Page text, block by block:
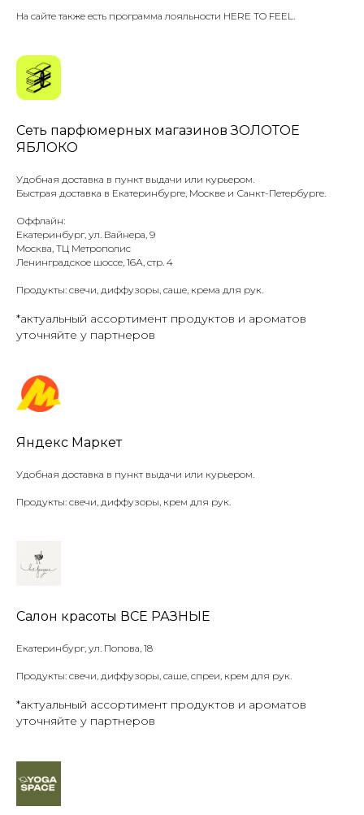
На сайте также есть программа лояльности HERE TO FEEL.
Сеть парфюмерных магазинов ЗОЛОТОЕ
ЯБЛОКО
Удобная доставка в пункт выдачи или курьером.
Быстрая доставка в Екатеринбурге, Москве и Санкт-Петербурге.
Оффлайн:
Екатеринбург, ул. Вайнера, 9
Москва, ТЦ Метрополис
Ленинградское шоссе, 16А, стр. 4
Продукты: свечи, диффузоры, саше, крема для рук.
*актуальный ассортимент продуктов и ароматов
уточняйте у партнеров
Яндекс Маркет
Удобная доставка в пункт выдачи или курьером.
Продукты: свечи, диффузоры, крем для рук.
Салон красоты ВСЕ РАЗНЫЕ
Екатеринбург, ул. Попова, 18
Продукты: свечи, диффузоры, саше, спреи, крем для рук.
*актуальный ассортимент продуктов и ароматов
уточняйте у партнеров